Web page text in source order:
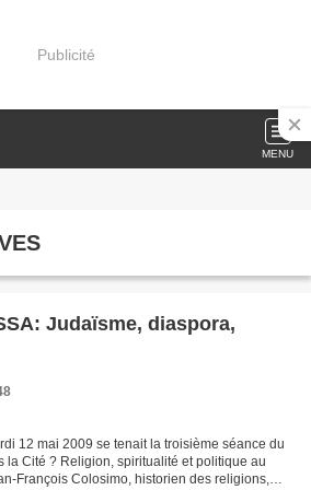
Publicité
MENU
Judaïsme, diaspora,
12 mai 2009 se tenait la troisième séance du
la Cité ? Religion, spiritualité et politique au
François Colosimo, historien des religions,